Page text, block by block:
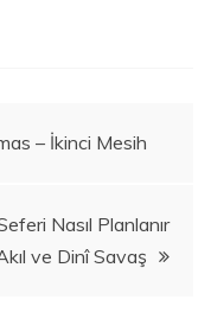
– İkinci Mesih
Nasıl Planlanır
ve Dinî Savaş